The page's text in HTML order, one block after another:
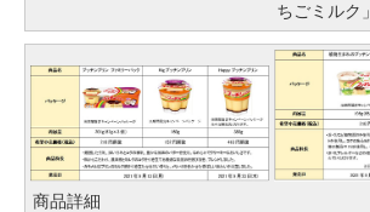
ちごミルク」
商品詳細